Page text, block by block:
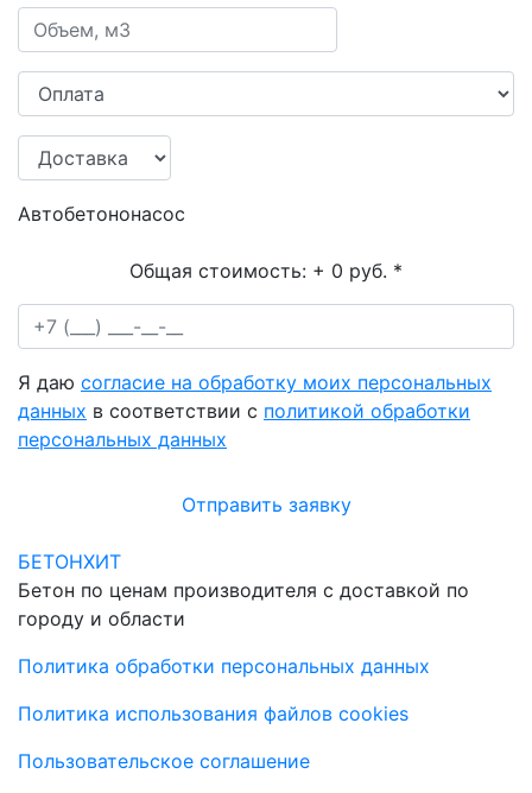
Автобетононасос
Общая стоимость: + 0 руб. *
Я даю согласие на обработку моих персональных
данных в соответствии с политикой обработки
персональных данных
Отправить заявку
БЕТОНХИТ
Бетон по ценам производителя с доставкой по
городу и области
Политика обработки персональных данных
Политика использования файлов cookies
Пользовательское соглашение